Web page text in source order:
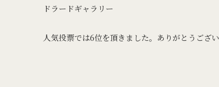
ドラードギャラリー
人気投票では6位を頂きました。ありがとうござ